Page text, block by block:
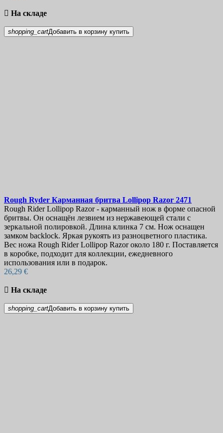
 На складе
shopping_cartДобавить в корзину купить
Rough Ryder Карманная бритва Lollipop Razor 2471
Rough Rider Lollipop Razor - карманный нож в форме опасной
бритвы. Он оснащён лезвием из нержавеющей стали с
зеркальной полировкой. Длина клинка 7 см. Нож оснащен
замком backlock. Яркая рукоять из разноцветного пластика.
Вес ножа Rough Rider Lollipop Razor около 180 г. Поставляется
в коробке, подходит для коллекции, ежедневного
использования или в подарок.
26,29 €
 На складе
shopping_cartДобавить в корзину купить